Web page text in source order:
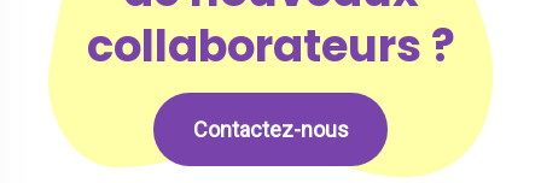
collaborateurs ?
Contactez-nous